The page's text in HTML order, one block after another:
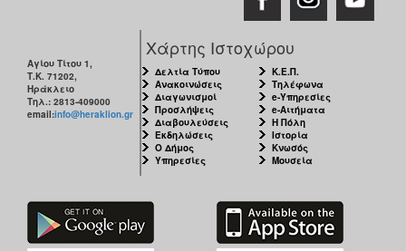
Αγίου Τίτου 1,
Τ.Κ. 71202,
Ηράκλειο
Τηλ.: 2813-409000
email:info@heraklion.gr
Χάρτης Ιστοχώρου
Δελτία Τύπου
Ανακοινώσεις
Διαγωνισμοί
Προσλήψεις
Διαβουλεύσεις
Εκδηλώσεις
Ο Δήμος
Υπηρεσίες
Κ.Ε.Π.
Τηλέφωνα
e-Υπηρεσίες
e-Αιτήματα
Η Πόλη
Ιστορία
Κνωσός
Μουσεία